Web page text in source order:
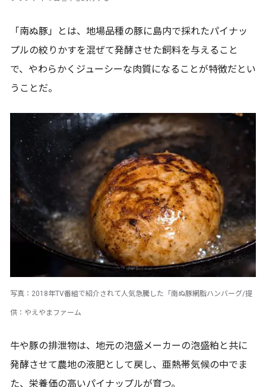
「南ぬ豚」とは、地場品種の豚に島内で採れたパイナッ
プルの絞りかすを混ぜて発酵させた飼料を与えること
で、やわらかくジューシーな肉質になることが特徴だとい
うことだ。
写真：2018年TV番組で紹介されて人気急騰した「南ぬ豚網脂ハンバーグ/提
供：やえやまファーム
牛や豚の排泄物は、地元の泡盛メーカーの泡盛粕と共に
発酵させて農地の液肥として戻し、亜熱帯気候の中でま
た、栄養価の高いパイナップルが育つ。